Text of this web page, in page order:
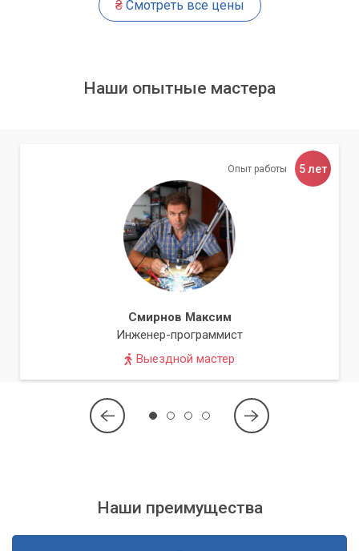
которая требует профессиональных знаний и опыта.
помощь и произведут замену блока магнитных головок в
₴Смотреть все цены
Наши опытные мастера
Опыт работы 5 лет
Смирнов Максим
Инженер-программист
Выездной мастер
Наши преимущества